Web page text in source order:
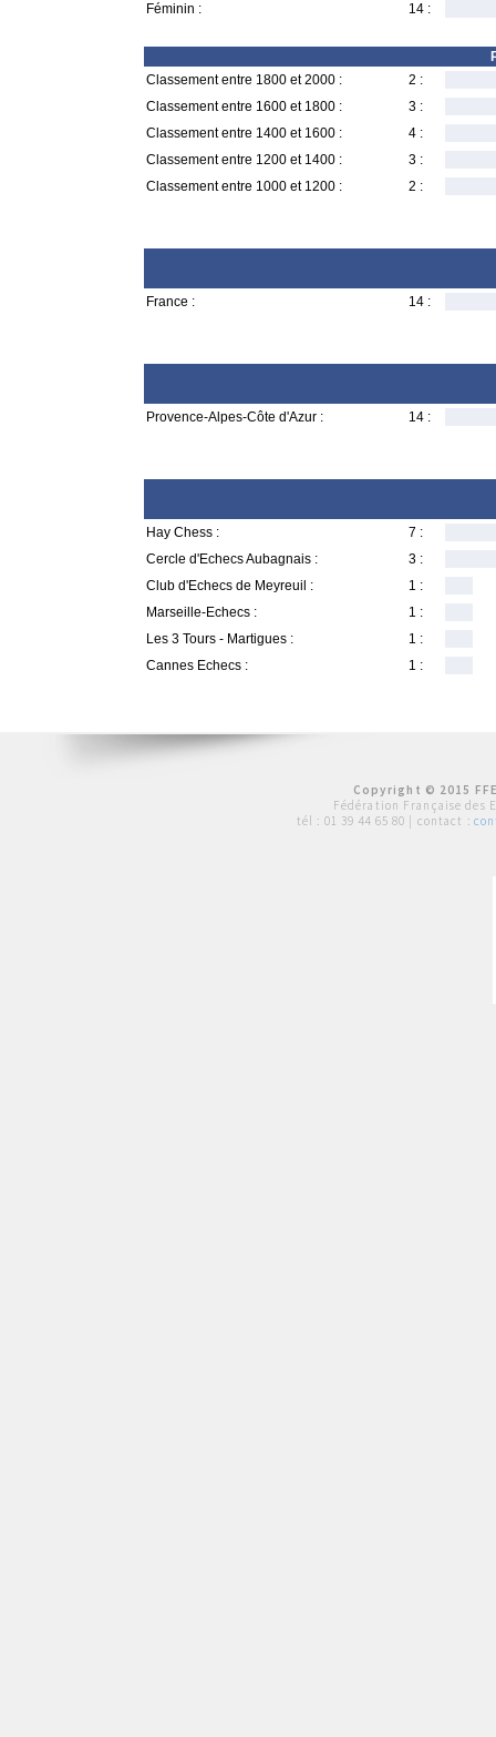
Féminin : 14 :
Classement entre 1800 et 2000 :
2 :
Classement entre 1600 et 1800 :
3 :
Classement entre 1400 et 1600 :
4 :
Classement entre 1200 et 1400 :
3 :
Classement entre 1000 et 1200 :
2 :
France : 14 :
Provence-Alpes-Côte d'Azur : 14 :
Hay Chess :
7 :
Cercle d'Echecs Aubagnais :
3 :
Club d'Echecs de Meyreuil :
1 :
Marseille-Echecs :
1 :
Les 3 Tours - Martigues :
1 :
Cannes Echecs :
1 :
Copyright © 2015
Fédération Française des
tél : 01 39 44 65 80 | contact :